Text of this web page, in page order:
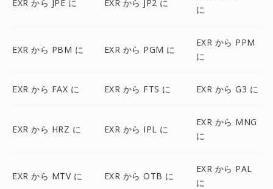
EXR から JPE に EXR から JP2 に
に
EXR から PBM に EXR から PGM に
EXR から PPM
に
EXR から FAX に EXR から FTS に EXR から G3 に
EXR から HRZ に EXR から IPL に
EXR から MNG
に
EXR から MTV に EXR から OTB に
EXR から PAL
に